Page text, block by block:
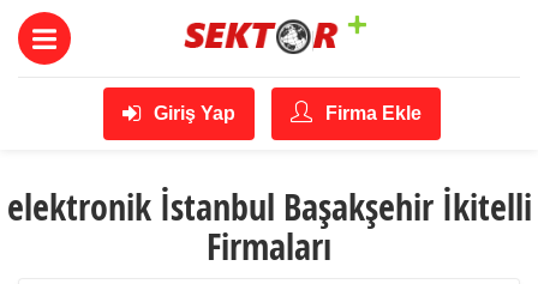
Giriş Yap Firma Ekle
elektronik İstanbul Başakşehir İkitelli
Firmaları